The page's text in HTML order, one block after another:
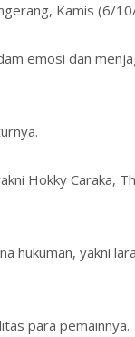
Kamis (6/
emosi dan
Hokky Caraka,
hukuman, yakni
para pemainnya.